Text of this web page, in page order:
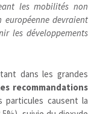
les mobilités non
européenne devraient
les développements
dans les grandes
recommandations
particules causent la